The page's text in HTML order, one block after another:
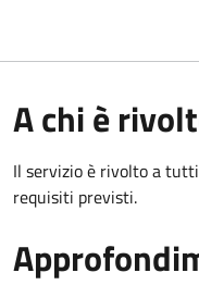
A chi è
Il servizio è rivolto a
requisiti previsti.